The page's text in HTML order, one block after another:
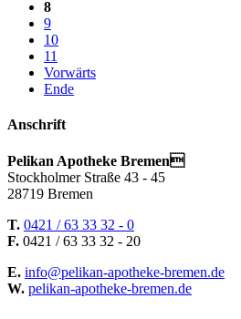
8
9
10
11
Vorwärts
Ende
Anschrift
Pelikan Apotheke Bremen
Stockholmer Straße 43 - 45
28719 Bremen
T. 0421 / 63 33 32 - 0
F. 0421 / 63 33 32 - 20
E. info@pelikan-apotheke-bremen.de
W. pelikan-apotheke-bremen.de